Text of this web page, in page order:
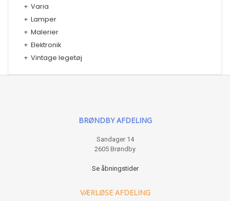
+ Varia
+ Lamper
+ Malerier
+ Elektronik
+ Vintage legetøj
BRØNDBY AFDELING
Sandager 14
2605 Brøndby
Se åbningstider
VÆRLØSE AFDELING